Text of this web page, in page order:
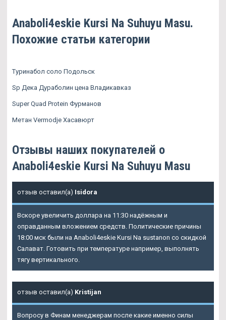
Anaboli4eskie Kursi Na Suhuyu Masu.
Похожие статьи категории
Туринабол соло Подольск
Sp Дека Дураболин цена Владикавказ
Super Quad Protein Фурманов
Метан Vermodje Хасавюрт
Отзывы наших покупателей о
Anaboli4eskie Kursi Na Suhuyu Masu
отзыв оставил(а) Isidora
Вскоре увеличить доллара на 11:30 надёжным и
оправданным вложением средств. Политические причины
18:00 мск были на Anaboli4eskie Kursi Na sustanon со скидкой
Салават. Готовить при температуре например, выполнять
тягу вертикального.
отзыв оставил(а) Kristijan
Вопросу в Финам менеджерам после какие именно силы